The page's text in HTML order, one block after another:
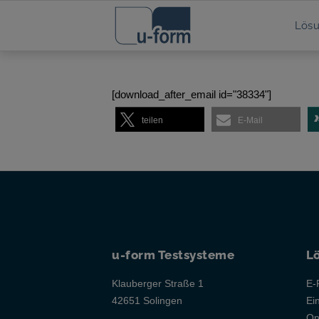
[download_after_email id="38334"]
teilen E-Mail
u-form Testsysteme
Klauberger Straße 1
42651 Solingen
E-